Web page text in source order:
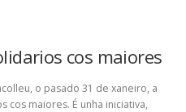
cos maiores
o pasado 31 de xaneiro, a
maiores. É unha iniciativa,